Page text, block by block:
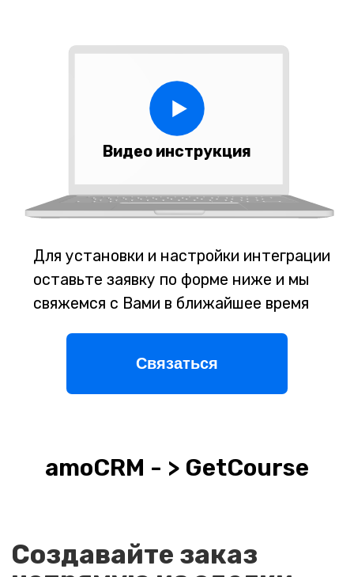
amoCRM - > GetCourse
Создавайте заказ
При создании заказа виджет
автоматически подставляет данные в
форму из выбранных полей в настройках
для упрощения Вашей работы
С помощью виджета возможна передача
как данных по заказу, так и данных по
Создавайте заказы
автоматически с
Digital Pipeline и подтягивать данные при
создании заказа, как из полей сделки, так и